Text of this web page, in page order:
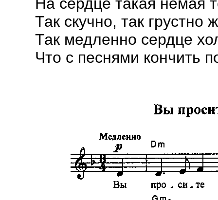
Так скучно, так грустно
Так медленно сердце
Что с песнями кончить